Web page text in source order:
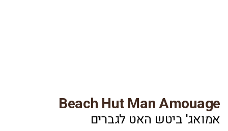
Beach Hut Man Amouage
אמואג' ביטש האט לגברים